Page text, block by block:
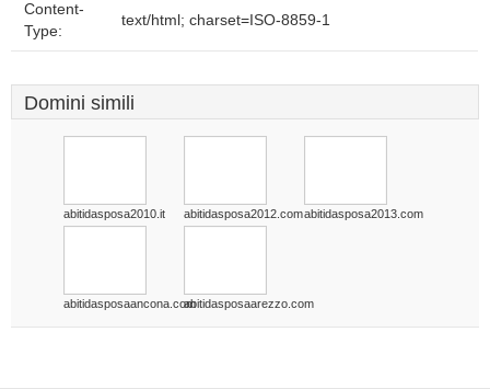
Content-
Type:
text/html; charset=ISO-8859-1
Domini simili
abitidasposa2010.it abitidasposa2012.comabitidasposa2013.com
abitidasposaancona.comabitidasposaarezzo.com